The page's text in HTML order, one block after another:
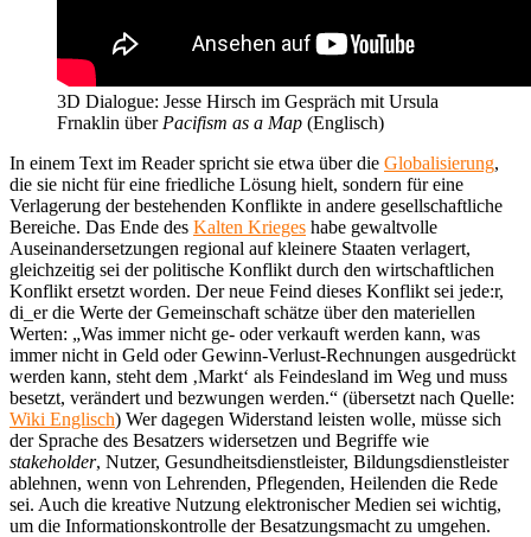
3D Dialogue: Jesse Hirsch im Gespräch mit Ursula
Frnaklin über Pacifism as a Map (Englisch)
In einem Text im Reader spricht sie etwa über die Globalisierung,
die sie nicht für eine friedliche Lösung hielt, sondern für eine
Verlagerung der bestehenden Konflikte in andere gesellschaftliche
Bereiche. Das Ende des Kalten Krieges habe gewaltvolle
Auseinandersetzungen regional auf kleinere Staaten verlagert,
gleichzeitig sei der politische Konflikt durch den wirtschaftlichen
Konflikt ersetzt worden. Der neue Feind dieses Konflikt sei jede:r,
di_er die Werte der Gemeinschaft schätze über den materiellen
Werten: „Was immer nicht ge- oder verkauft werden kann, was
immer nicht in Geld oder Gewinn-Verlust-Rechnungen ausgedrückt
werden kann, steht dem ‚Markt‘ als Feindesland im Weg und muss
besetzt, verändert und bezwungen werden.“ (übersetzt nach Quelle:
Wiki Englisch) Wer dagegen Widerstand leisten wolle, müsse sich
der Sprache des Besatzers widersetzen und Begriffe wie
stakeholder, Nutzer, Gesundheitsdienstleister, Bildungsdienstleister
ablehnen, wenn von Lehrenden, Pflegenden, Heilenden die Rede
sei. Auch die kreative Nutzung elektronischer Medien sei wichtig,
um die Informationskontrolle der Besatzungsmacht zu umgehen.